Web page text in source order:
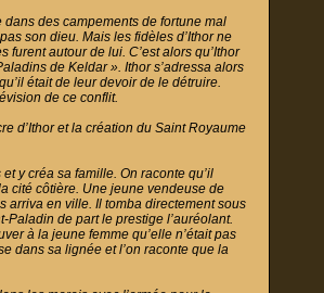
des campements de fortune mal
son dieu. Mais les fidèles d’Ithor ne
autour de lui. C’est alors qu’Ithor
de Keldar ». Ithor s’adressa alors
était de leur devoir de le détruire.
de ce conflit.
d’Ithor et la création du Saint Royaume
y créa sa famille. On raconte qu’il
cité côtière. Une jeune vendeuse de
arriva en ville. Il tomba directement sous
de part le prestige l’auréolant.
à la jeune femme qu’elle n’était pas
dans sa lignée et l’on raconte que la